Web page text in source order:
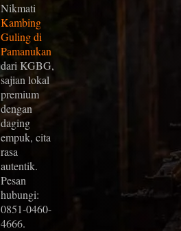
Nikmati
Kambing
Guling di
Pamanukan
dari KGBG,
sajian lokal
premium
dengan
daging
empuk, cita
rasa
autentik.
Pesan
hubungi:
0851-0460-
4666.